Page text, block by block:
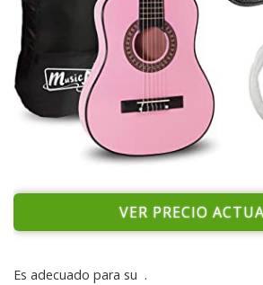
VER PRECIO
Es adecuado para su .